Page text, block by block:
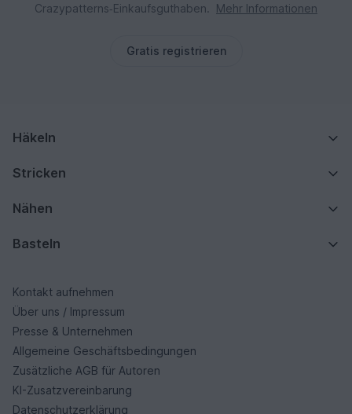
Crazypatterns‑Einkaufsguthaben.
Mehr Informationen
Gratis registrieren
Häkeln
Stricken
Nähen
Basteln
Kontakt aufnehmen
Über uns / Impressum
Presse & Unternehmen
Allgemeine Geschäftsbedingungen
Zusätzliche AGB für Autoren
KI-Zusatzvereinbarung
Datenschutzerklärung